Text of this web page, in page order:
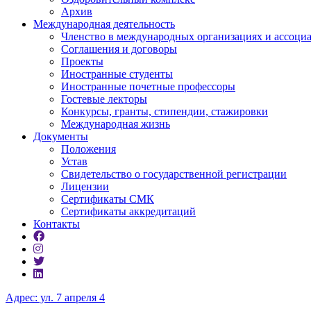
Архив
Международная деятельность
Членство в международных организациях и
Соглашения и договоры
Проекты
Иностранные студенты
Иностранные почетные профессоры
Гостевые лекторы
Конкурсы, гранты, стипендии, стажировки
Международная жизнь
Документы
Положения
Устав
Свидетельство о государственной регистрации
Лицензии
Сертификаты СМК
Сертификаты аккредитаций
Контакты
Адрес: ул. 7 апреля 4